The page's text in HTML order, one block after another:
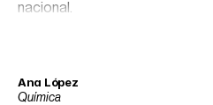
nacional.
Ana López
Química